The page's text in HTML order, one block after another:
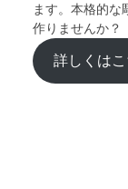
ます。本格的な
作りませんか？
詳しくはこ